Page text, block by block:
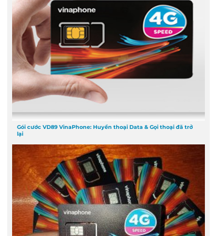
Gói cước VD89 VinaPhone: Huyền thoại Data & Gọi thoại đã trở
lại